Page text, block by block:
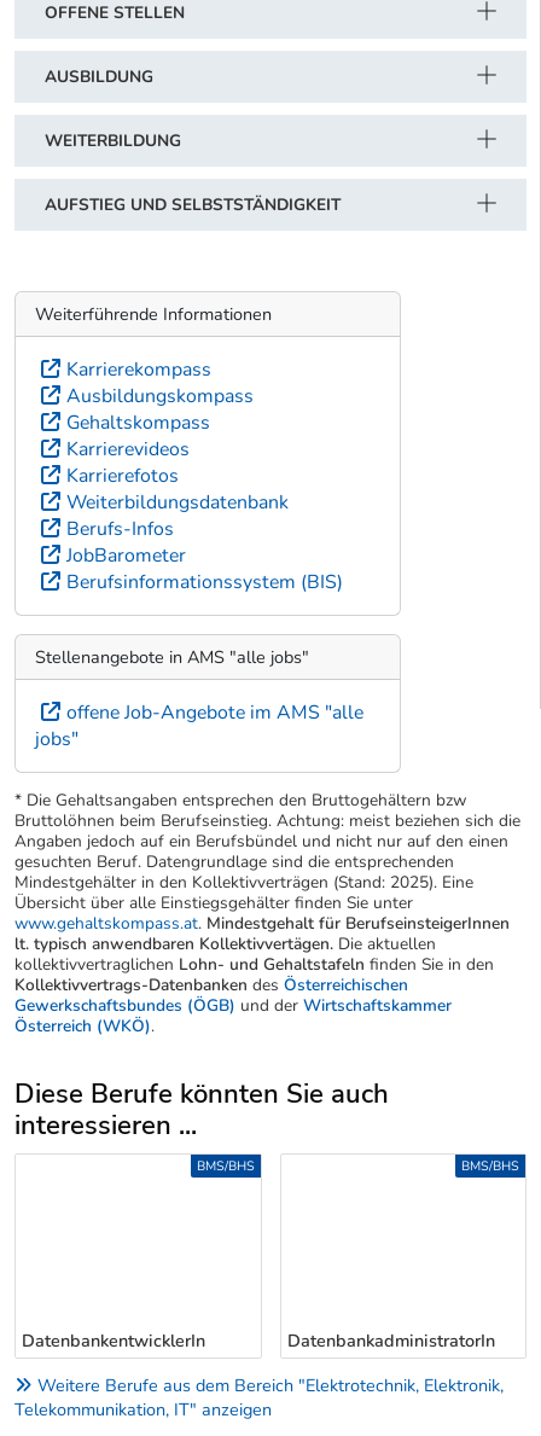
OFFENE STELLEN
AUSBILDUNG
WEITERBILDUNG
AUFSTIEG UND SELBSTSTÄNDIGKEIT
Weiterführende Informationen
Karrierekompass
Ausbildungskompass
Gehaltskompass
Karrierevideos
Karrierefotos
Weiterbildungsdatenbank
Berufs-Infos
JobBarometer
Berufsinformationssystem (BIS)
Stellenangebote in AMS "alle jobs"
offene Job-Angebote im AMS "alle
jobs"
* Die Gehaltsangaben entsprechen den Bruttogehältern bzw
Bruttolöhnen beim Berufseinstieg. Achtung: meist beziehen sich die
Angaben jedoch auf ein Berufsbündel und nicht nur auf den einen
gesuchten Beruf. Datengrundlage sind die entsprechenden
Mindestgehälter in den Kollektivverträgen (Stand: 2025). Eine
Übersicht über alle Einstiegsgehälter finden Sie unter
www.gehaltskompass.at. Mindestgehalt für BerufseinsteigerInnen
lt. typisch anwendbaren Kollektivvertägen. Die aktuellen
kollektivvertraglichen Lohn- und Gehaltstafeln finden Sie in den
Kollektivvertrags-Datenbanken des Österreichischen
Gewerkschaftsbundes (ÖGB) und der Wirtschaftskammer
Österreich (WKÖ).
Diese Berufe könnten Sie auch
interessieren ...
Uber weitere Berufsvorschläge
DatenbankentwicklerIn
BMS/BHS
DatenbankadministratorIn
BMS/BHS
Weitere Berufe aus dem Bereich "Elektrotechnik, Elektronik,
Telekommunikation, IT" anzeigen